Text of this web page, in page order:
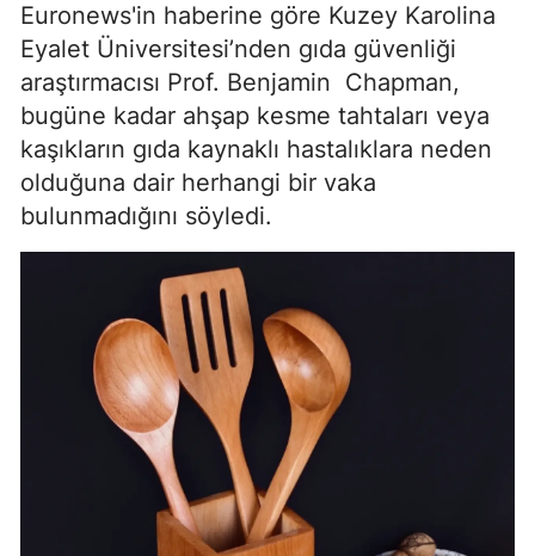
Euronews'in haberine göre Kuzey Karolina
Eyalet Üniversitesi’nden gıda güvenliği
araştırmacısı Prof. Benjamin Chapman,
bugüne kadar ahşap kesme tahtaları veya
kaşıkların gıda kaynaklı hastalıklara neden
olduğuna dair herhangi bir vaka
bulunmadığını söyledi.